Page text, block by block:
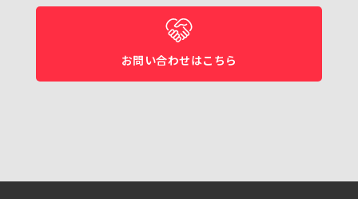
お問い合わせはこちら